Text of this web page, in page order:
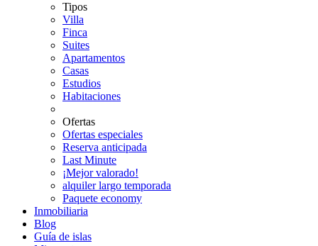
Tipos
Villa
Finca
Suites
Apartamentos
Casas
Estudios
Habitaciones
Ofertas
Ofertas especiales
Reserva anticipada
Last Minute
¡Mejor valorado!
alquiler largo temporada
Paquete economy
Inmobiliaria
Blog
Guía de islas